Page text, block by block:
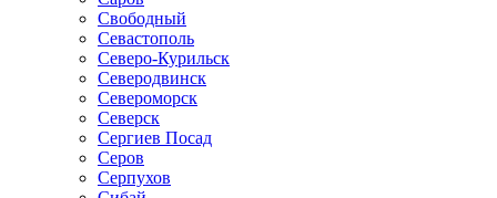
Свободный
Севастополь
Северо-Курильск
Северодвинск
Североморск
Северск
Сергиев Посад
Серов
Серпухов